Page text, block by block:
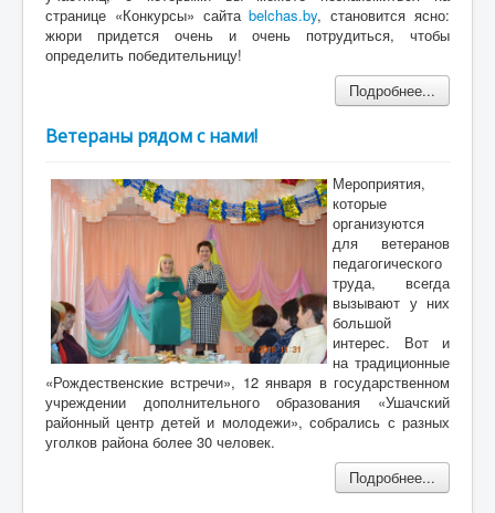
странице «Конкурсы» сайтаbelchas.by, становится ясно:
жюри придется очень и очень потрудиться, чтобы
определить победительницу!
Подробнее...
Ветераны рядом с нами!
Мероприятия,
которые
организуются
для ветеранов
педагогического
труда, всегда
вызывают у них
большой
интерес. Вот и
на традиционные
«Рождественские встречи», 12 января в государственном
учреждении дополнительного образования «Ушачский
районный центр детей и молодежи», собрались с разных
уголков района более 30 человек.
Подробнее...